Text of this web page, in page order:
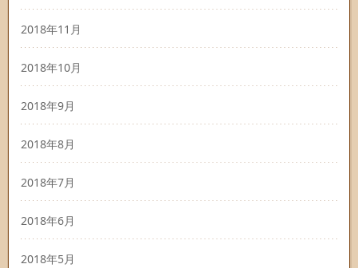
2018年11月
2018年10月
2018年9月
2018年8月
2018年7月
2018年6月
2018年5月